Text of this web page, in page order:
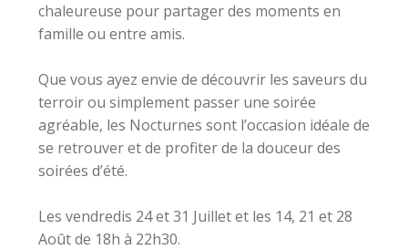
chaleureuse pour partager des moments en
famille ou entre amis.
Que vous ayez envie de découvrir les saveurs du
terroir ou simplement passer une soirée
agréable, les Nocturnes sont l’occasion idéale de
se retrouver et de profiter de la douceur des
soirées d’été.
Les vendredis 24 et 31 Juillet et les 14, 21 et 28
Août de 18h à 22h30.